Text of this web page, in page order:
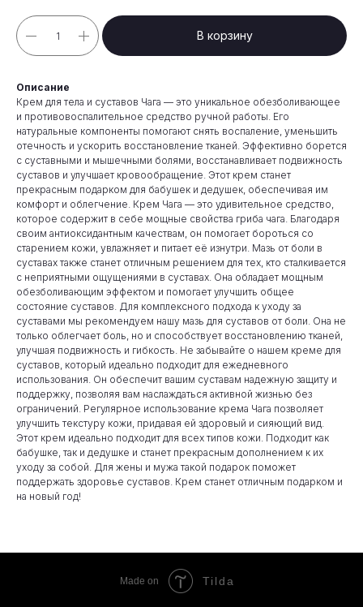
В корзину
Описание
Крем для тела и суставов Чага — это уникальное обезболивающее
и противовоспалительное средство ручной работы. Его
натуральные компоненты помогают снять воспаление, уменьшить
отечность и ускорить восстановление тканей. Эффективно борется
с суставными и мышечными болями, восстанавливает подвижность
суставов и улучшает кровообращение. Этот крем станет
прекрасным подарком для бабушек и дедушек, обеспечивая им
комфорт и облегчение. Крем Чага — это удивительное средство,
которое содержит в себе мощные свойства гриба чага. Благодаря
своим антиоксидантным качествам, он помогает бороться со
старением кожи, увлажняет и питает её изнутри. Мазь от боли в
суставах также станет отличным решением для тех, кто сталкивается
с неприятными ощущениями в суставах. Она обладает мощным
обезболивающим эффектом и помогает улучшить общее
состояние суставов. Для комплексного подхода к уходу за
суставами мы рекомендуем нашу мазь для суставов от боли. Она не
только облегчает боль, но и способствует восстановлению тканей,
улучшая подвижность и гибкость. Не забывайте о нашем креме для
суставов, который идеально подходит для ежедневного
использования. Он обеспечит вашим суставам надежную защиту и
поддержку, позволяя вам наслаждаться активной жизнью без
ограничений. Регулярное использование крема Чага позволяет
улучшить текстуру кожи, придавая ей здоровый и сияющий вид.
Этот крем идеально подходит для всех типов кожи. Подходит как
бабушке, так и дедушке и станет прекрасным дополнением к их
уходу за собой. Для жены и мужа такой подарок поможет
поддержать здоровье суставов. Крем станет отличным подарком и
на новый год!
Made on Tilda